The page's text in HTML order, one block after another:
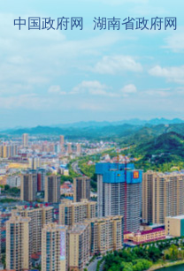
中国政府网 湖南省政府网